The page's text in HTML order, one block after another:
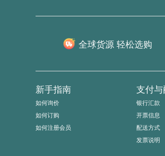
全球货源 轻松选购
新手指南
如何询价
如何订购
如何注册会员
支付
银行汇款
开票信息
配送方式
发票说明